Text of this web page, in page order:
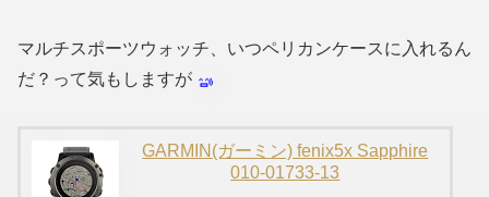
マルチスポーツウォッチ、いつペリカンケースに入れるん
だ？って気もしますが
GARMIN(ガーミン) fenix5x Sapphire
010-01733-13